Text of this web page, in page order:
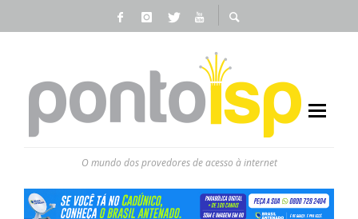
O mundo dos provedores de acesso à internet